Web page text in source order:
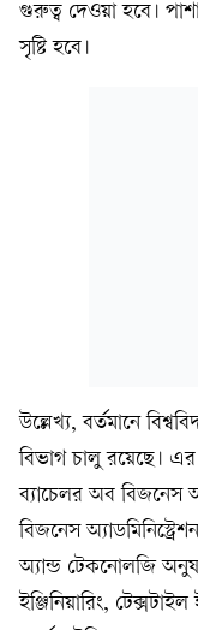
গুরুত্ব দেওয়া হবে।
সৃষ্টি হবে।
উল্লেখ্য, বর্তমানে
বিভাগ চালু রয়েছে। এর
ব্যাচেলর অব বিজনেস
বিজনেস
অ্যান্ড টেকনোলজি
ইঞ্জিনিয়ারিং,